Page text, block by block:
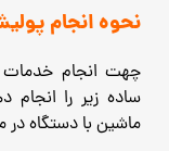
نحوه انجام
چهت انجام خدمات
ساده زیر را
ماشین با دستگاه